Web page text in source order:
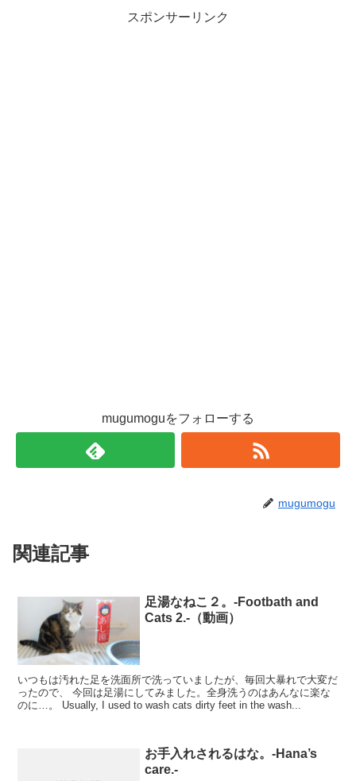
スポンサーリンク
mugumoguをフォローする
mugumogu
関連記事
足湯なねこ２。-Footbath and
Cats 2.-（動画）
いつもは汚れた足を洗面所で洗っていましたが、毎回大暴れで大変だ
ったので、 今回は足湯にしてみました。全身洗うのはあんなに楽な
のに…。 Usually, I used to wash cats dirty feet in the wash...
お手入れされるはな。-Hana’s
care.-